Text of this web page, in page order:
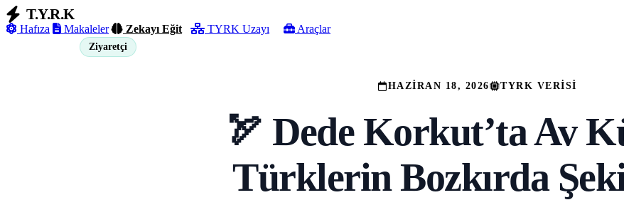
T.Y.R.K
Hafıza Makaleler Zekayı Eğit TYRK Uzayı Araçlar
Ziyaretçi
HAZIRAN 18, 2026 TYRK VERISI
🏹 Dede Korkut’ta Av
Türklerin Bozkırda